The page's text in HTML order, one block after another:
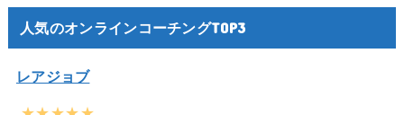
人気のオンラインコーチングTOP3
レアジョブ